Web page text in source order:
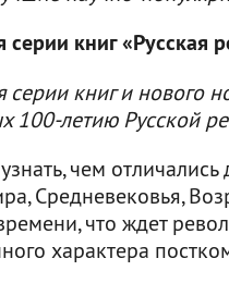
серии книг «Русская
серии книг и нового
100-летию Русской
чем
Средневековья,
что ждет
характера